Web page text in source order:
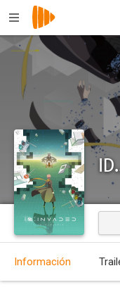
Información